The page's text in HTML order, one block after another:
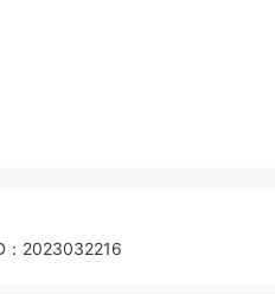
：2023032216